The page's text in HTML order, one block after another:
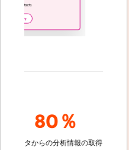
80％
タからの分析情報の取得